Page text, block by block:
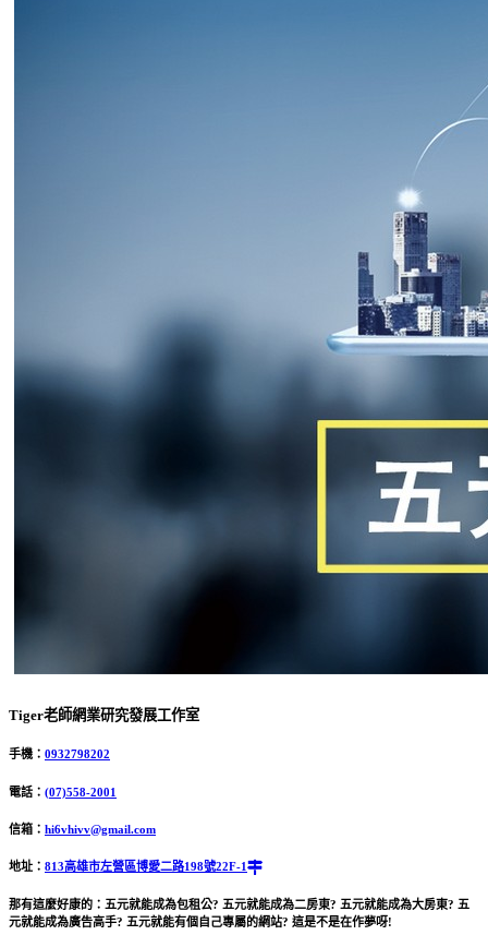
Tiger老師網業研究發展工作室
手機： 0932798202
電話： (07)558-2001
信箱： hi6vhivv@gmail.com
地址： 813高雄市左營區博愛二路198號22F-1
那有這麼好康的：五元就能成為包租公? 五元就能成為二房東? 五元就能成為大房東? 五
元就能成為廣告高手? 五元就能有個自己專屬的網站? 這是不是在作夢呀!